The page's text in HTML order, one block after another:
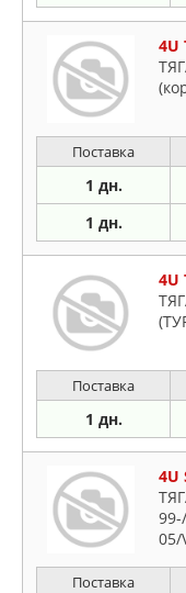
Peugeot
Porsche
Proton
Renault
Rover
Saab
Seat
Suzuki
Toyota
VW
Volvo
4U
Поставка
1 дн.
1 дн.
4U
Поставка
1 дн.
4U
05/
Поставка